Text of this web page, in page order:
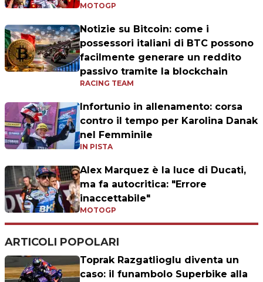
MOTOGP
Notizie su Bitcoin: come i
possessori italiani di BTC possono
facilmente generare un reddito
passivo tramite la blockchain
RACING TEAM
Infortunio in allenamento: corsa
contro il tempo per Karolina Danak
nel Femminile
IN PISTA
Alex Marquez è la luce di Ducati,
ma fa autocritica: "Errore
inaccettabile"
MOTOGP
ARTICOLI POPOLARI
Toprak Razgatlioglu diventa un
caso: il funambolo Superbike alla